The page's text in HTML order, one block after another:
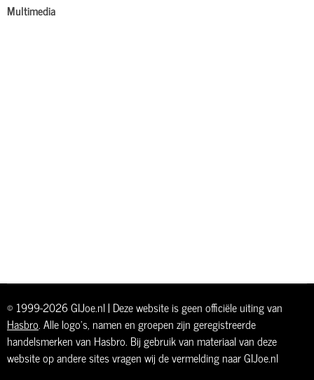
Multimedia
© 1999-2026 GIJoe.nl | Deze website is geen officiële uiting van
Hasbro. Alle logo's, namen en groepen zijn geregistreerde
handelsmerken van Hasbro. Bij gebruik van materiaal van deze
website op andere sites vragen wij de vermelding naar GIJoe.nl